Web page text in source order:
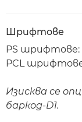
Шрифтове
PS шрифтове:
PCL
Изисква се
баркод-D1.